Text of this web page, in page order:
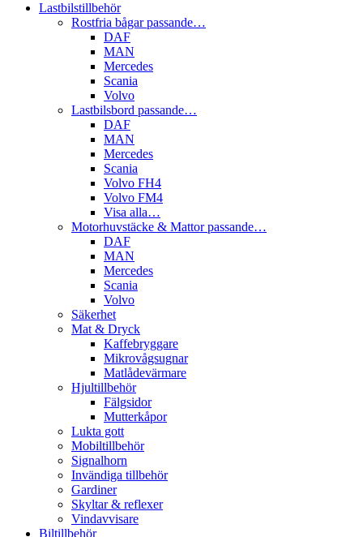
Lastbilstillbehör
Rostfria bågar passande…
DAF
MAN
Mercedes
Scania
Volvo
Lastbilsbord passande…
DAF
MAN
Mercedes
Scania
Volvo FH4
Volvo FM4
Visa alla…
Motorhuvstäcke & Mattor passande…
DAF
MAN
Mercedes
Scania
Volvo
Säkerhet
Mat & Dryck
Kaffebryggare
Mikrovågsugnar
Matlådevärmare
Hjultillbehör
Fälgsidor
Mutterkåpor
Lukta gott
Mobiltillbehör
Signalhorn
Invändiga tillbehör
Gardiner
Skyltar & reflexer
Vindavvisare
Biltillbehör